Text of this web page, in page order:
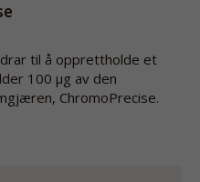
til å opprettholde et
100 µg av den
ChromoPrecise.